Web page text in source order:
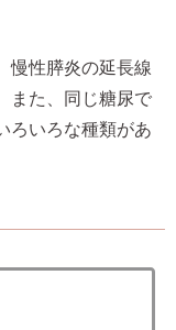
慢性膵炎の延長線
また、同じ糖尿で
ろいろな種類があ